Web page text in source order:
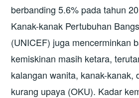
berbanding 5.6% pada tahun
Kanak-kanak Pertubuhan
(UNICEF) juga mencerminkan
kemiskinan masih ketara,
kalangan wanita, kanak-kanak,
kurang upaya (OKU). Kadar